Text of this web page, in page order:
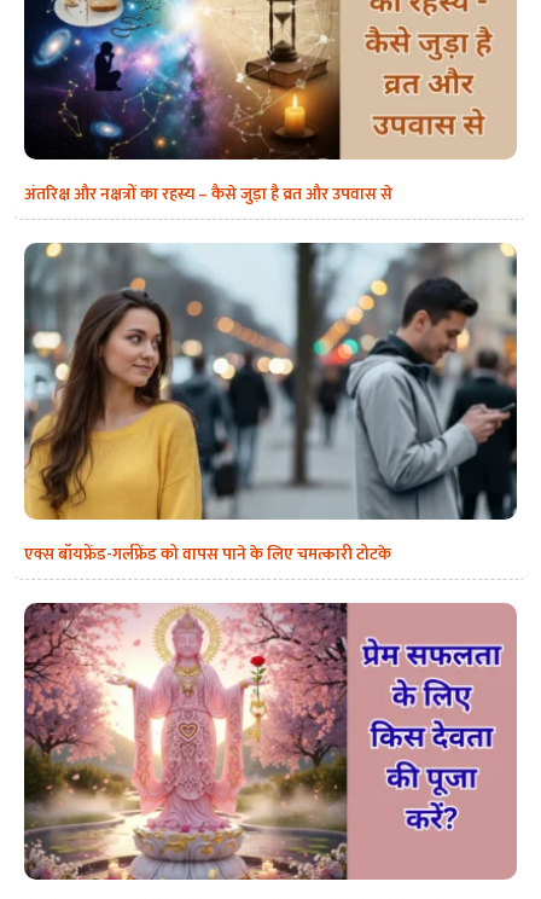
अंतरिक्ष और नक्षत्रों का रहस्य – कैसे जुड़ा है व्रत और उपवास से
एक्स बॉयफ्रेंड-गर्लफ्रेंड को वापस पाने के लिए चमत्कारी टोटके